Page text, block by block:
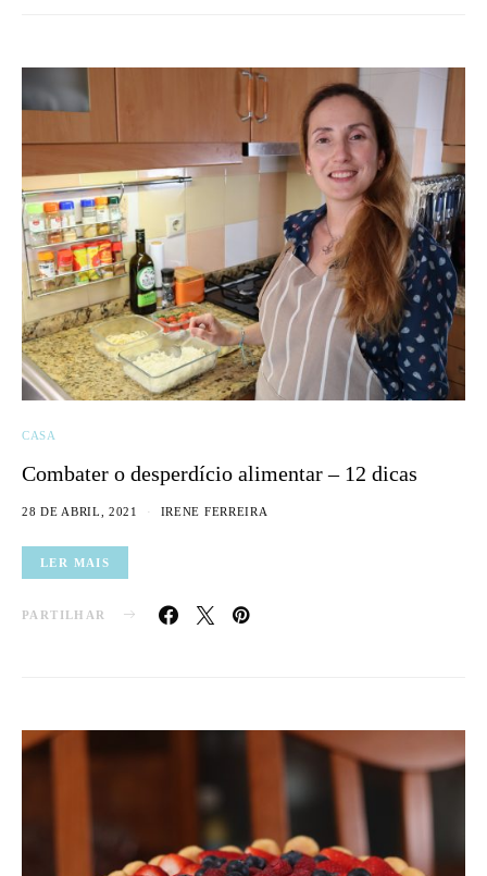
CASA
Combater o desperdício alimentar – 12 dicas
28 DE ABRIL, 2021 IRENE FERREIRA
LER MAIS
PARTILHAR